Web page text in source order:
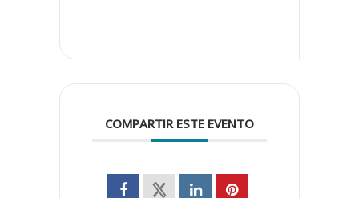
COMPARTIR ESTE EVENTO